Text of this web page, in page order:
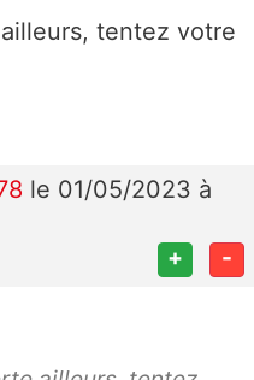
tentez votre
le 01/05/2023 à
+ -